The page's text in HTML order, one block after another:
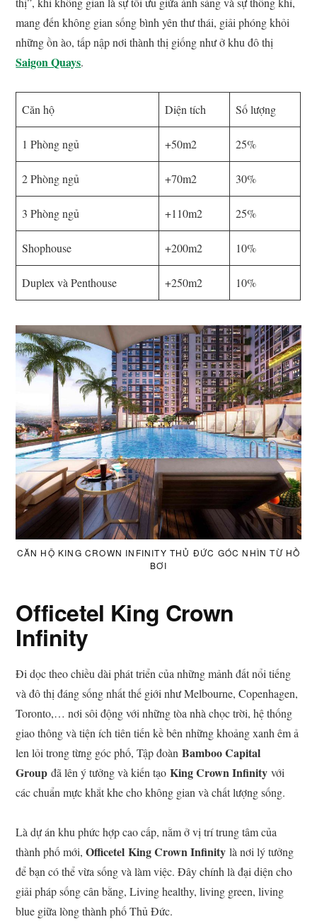
mang đến không gian sống bình yên thư thái, giải phóng khỏi
những ồn ào, tấp nập nơi thành thị giống như ở khu đô thị
Saigon Quays.
Căn hộ Diện tích Số lượng
1 Phòng ngủ +50m2 25%
2 Phòng ngủ +70m2 30%
3 Phòng ngủ +110m2 25%
Shophouse +200m2 10%
Duplex và Penthouse +250m2 10%
CĂN HỘ KING CROWN INFINITY THỦ ĐỨC GÓC NHÌN TỪ HỒ
BƠI
Officetel King Crown
Infinity
Đi dọc theo chiều dài phát triển của những mảnh đất nổi tiếng
và đô thị đáng sống nhất thế giới như Melbourne, Copenhagen,
Toronto,… nơi sôi động với những tòa nhà chọc trời, hệ thống
giao thông và tiện ích tiên tiến kề bên những khoảng xanh êm ả
len lỏi trong từng góc phố, Tập đoànBamboo Capital
Group đã lên ý tưởng và kiến tạoKing Crown Infinity với
các chuẩn mực khắt khe cho không gian và chất lượng sống.
Là dự án khu phức hợp cao cấp, nằm ở vị trí trung tâm của
thành phố mới,Officetel King Crown Infinity là nơi lý tưởng
để bạn có thể vừa sống và làm việc. Đây chính là đại diện cho
giải pháp sống cân bằng, Living healthy, living green, living
blue giữa lòng thành phố Thủ Đức.